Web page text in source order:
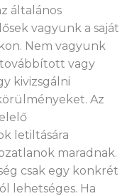
általános
vagyunk a saját
Nem vagyunk
vagy
kivizsgálni
Az
letiltására
maradnak.
csak egy konkrét
lehetséges. Ha